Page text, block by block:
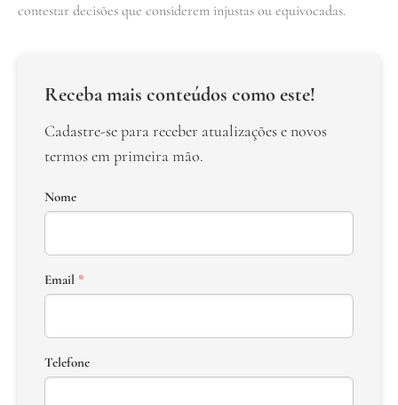
contestar decisões que considerem injustas ou equivocadas.
Receba mais conteúdos como este!
Cadastre-se para receber atualizações e novos
termos em primeira mão.
Nome
Email *
Telefone